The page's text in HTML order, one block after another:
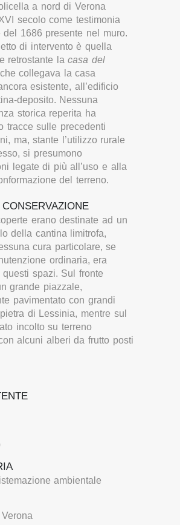
a nord di Verona
secolo come testimonia
del 1686 presente nel muro.
di intervento è quella
retrostante lacasa del
che collegava la casa
esistente, all’edificio
deposito. Nessuna
storica reperita ha
tracce sulle precedenti
ma, stante l’utilizzo rurale
si presumono
legate di più all’uso e alla
del terreno.
CONSERVAZIONE
erano destinate ad un
della cantina limitrofa,
cura particolare, se
ordinaria, era
spazi. Sul fronte
grande piazzale,
pavimentato con grandi
di Lessinia, mentre sul
incolto su terreno
alcuni alberi da frutto posti
ambientale